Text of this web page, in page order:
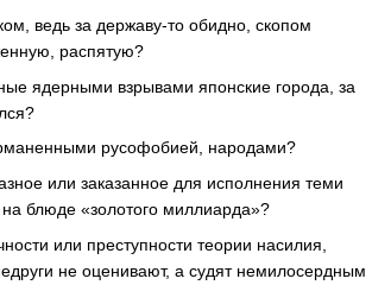
ведь за державу-то обидно, скопом
распятую?
ядерными взрывами японские города, за
русофобией, народами?
или заказанное для исполнения теми
блюде «золотого миллиарда»?
или преступности теории насилия,
не оценивают, а судят немилосердным